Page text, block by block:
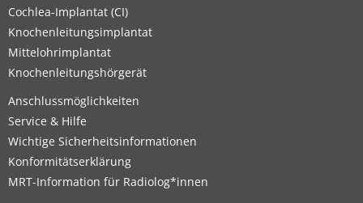
Cochlea-Implantat (CI)
Knochenleitungsimplantat
Mittelohrimplantat
Knochenleitungshörgerät
Anschlussmöglichkeiten
Service & Hilfe
Wichtige Sicherheitsinformationen
Konformitätserklärung
MRT-Information für Radiolog*innen